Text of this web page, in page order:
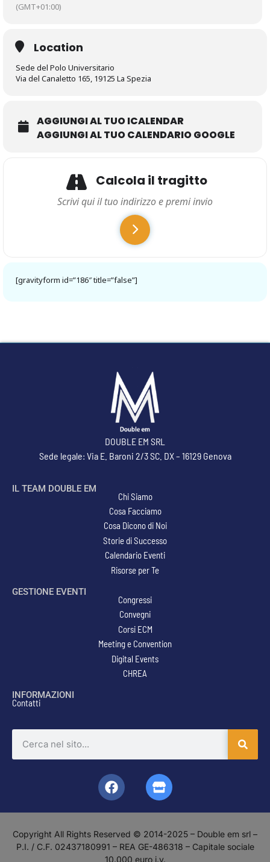
(GMT+01:00)
Location
Sede del Polo Universitario
Via del Canaletto 165, 19125 La Spezia
AGGIUNGI AL TUO ICALENDAR
AGGIUNGI AL TUO CALENDARIO GOOGLE
Calcola il tragitto
[gravityform id=”186″ title=”false”]
DOUBLE EM SRL
Sede legale: Via E. Baroni 2/3 SC. DX – 16129 Genova
IL TEAM DOUBLE EM
Chi Siamo
Cosa Facciamo
Cosa Dicono di Noi
Storie di Successo
Calendario Eventi
Risorse per Te
GESTIONE EVENTI
Congressi
Convegni
Corsi ECM
Meeting e Convention
Digital Events
CHREA
INFORMAZIONI
Contatti
Copyright All Rights Reserved © 2014-2025 – Double em srl –
P.I. / C.F. 02437180991 – REA GE-486318 – Capitale sociale
10.000 euro i.v.